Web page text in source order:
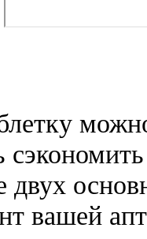
двух
вашей